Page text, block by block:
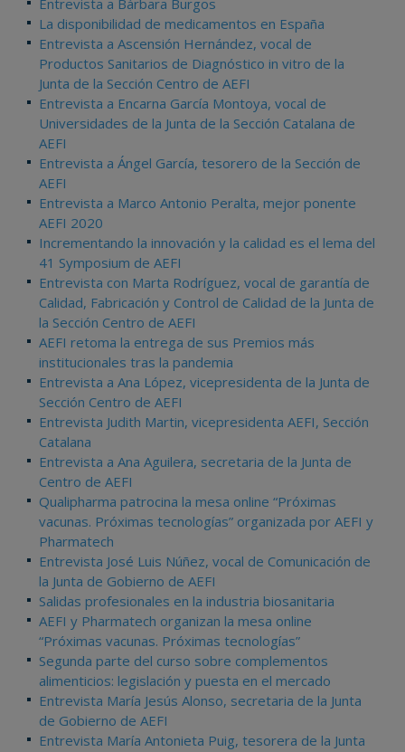
Entrevista a Bárbara Burgos
La disponibilidad de medicamentos en España
Entrevista a Ascensión Hernández, vocal de
Productos Sanitarios de Diagnóstico in vitro de la
Junta de la Sección Centro de AEFI
Entrevista a Encarna García Montoya, vocal de
Universidades de la Junta de la Sección Catalana de
AEFI
Entrevista a Ángel García, tesorero de la Sección de
AEFI
Entrevista a Marco Antonio Peralta, mejor ponente
AEFI 2020
Incrementando la innovación y la calidad es el lema del
41 Symposium de AEFI
Entrevista con Marta Rodríguez, vocal de garantía de
Calidad, Fabricación y Control de Calidad de la Junta de
la Sección Centro de AEFI
AEFI retoma la entrega de sus Premios más
institucionales tras la pandemia
Entrevista a Ana López, vicepresidenta de la Junta de
Sección Centro de AEFI
Entrevista Judith Martin, vicepresidenta AEFI, Sección
Catalana
Entrevista a Ana Aguilera, secretaria de la Junta de
Centro de AEFI
Qualipharma patrocina la mesa online “Próximas
vacunas. Próximas tecnologías” organizada por AEFI y
Pharmatech
Entrevista José Luis Núñez, vocal de Comunicación de
la Junta de Gobierno de AEFI
Salidas profesionales en la industria biosanitaria
AEFI y Pharmatech organizan la mesa online
“Próximas vacunas. Próximas tecnologías”
Segunda parte del curso sobre complementos
alimenticios: legislación y puesta en el mercado
Entrevista María Jesús Alonso, secretaria de la Junta
de Gobierno de AEFI
Entrevista María Antonieta Puig, tesorera de la Junta